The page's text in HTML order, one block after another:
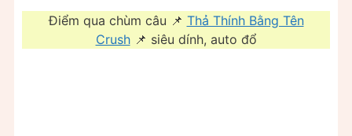
Điểm qua chùm câu 📌 Thả Thính Bằng Tên
Crush📌 siêu dính, auto đổ